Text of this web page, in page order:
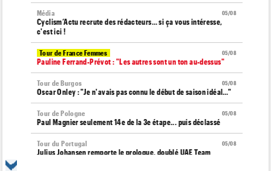
05/08
Média
Cyclism’Actu recrute des rédacteurs… si ça vous intéresse,
c'est ici !
05/08
Tour de France Femmes
Pauline Ferrand-Prévot : "Les autres sont un ton au-dessus"
05/08
Tour de Burgos
Oscar Onley : "Je n'avais pas connu le début de saison idéal…"
05/08
Tour de Pologne
Paul Magnier seulement 14e de la 3e étape... puis déclassé
05/08
Tour du Portugal
Julius Johansen remporte le prologue, doublé UAE Team